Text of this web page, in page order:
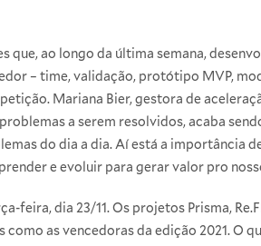
que, ao longo da última semana,
– time, validação, protótipo MVP,
Mariana Bier, gestora de
a serem resolvidos, acaba
do dia a dia. Aí está a importância
e evoluir para gerar valor pro
feira, dia 23/11. Os projetos Prisma,
as vencedoras da edição 2021. O